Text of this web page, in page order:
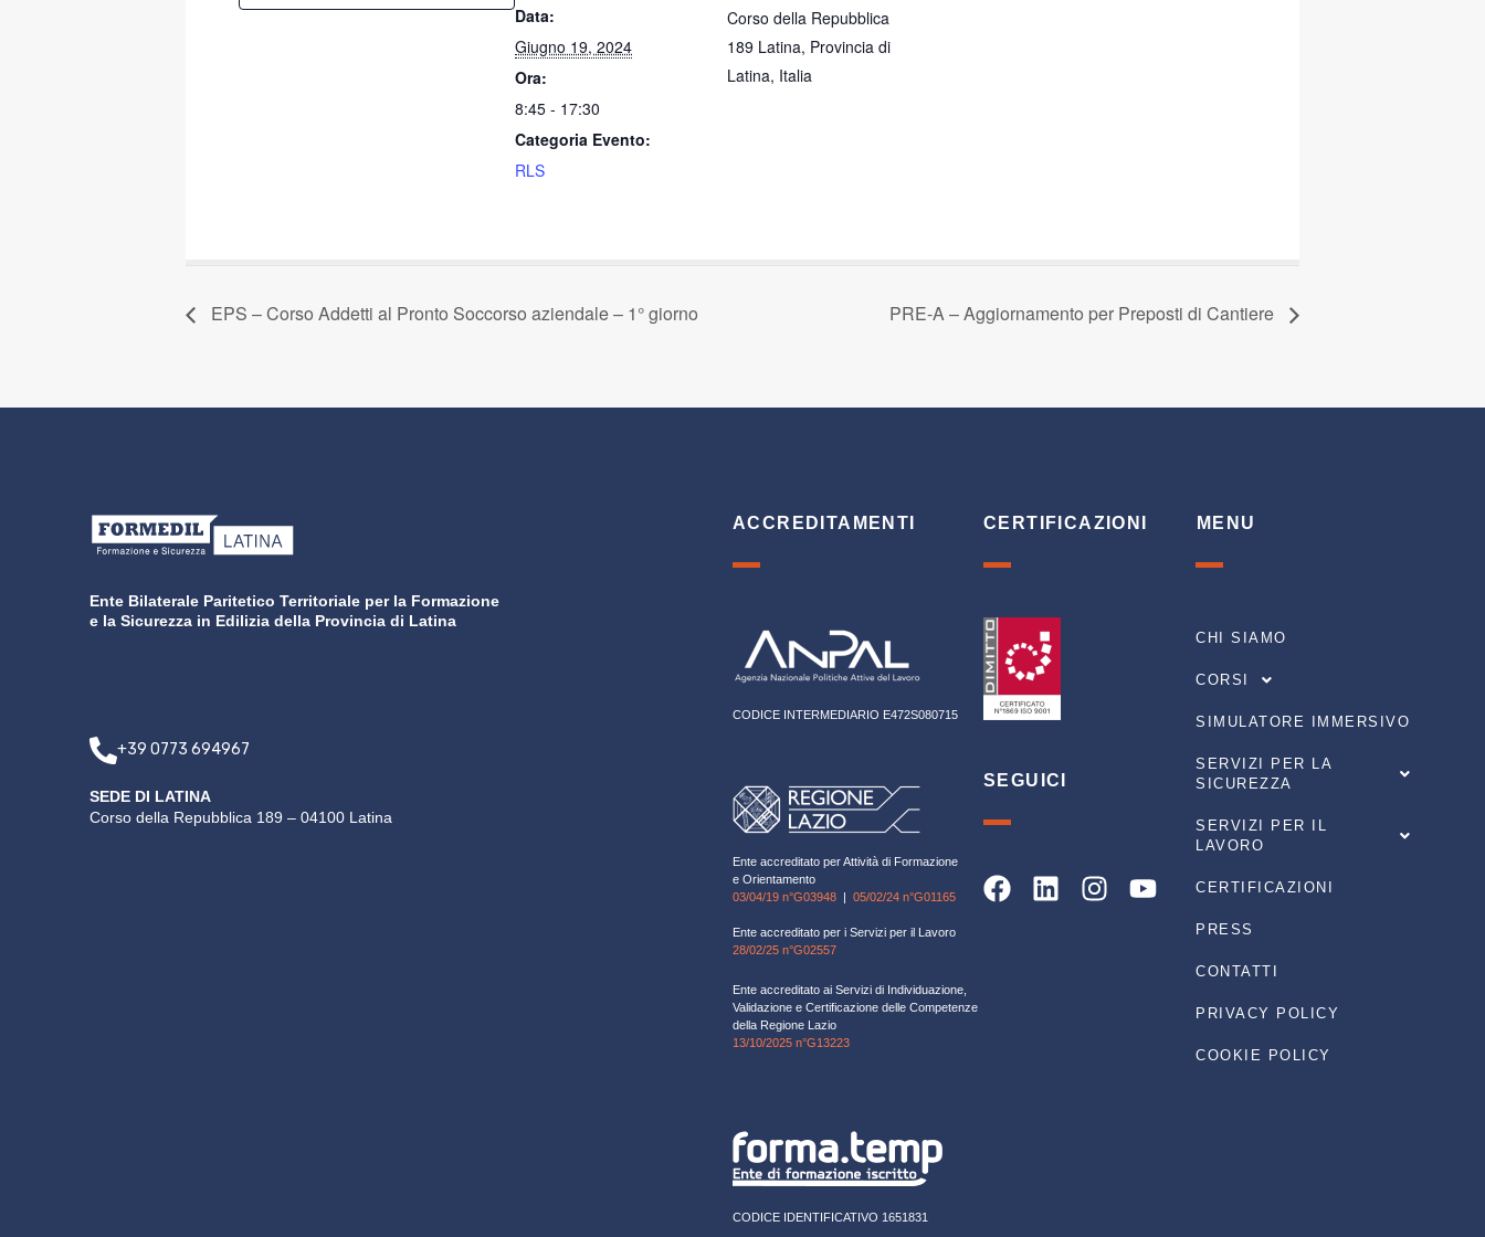
Data:
Giugno 19, 2024
Ora:
8:45 - 17:30
Categoria Evento:
RLS
Corso della Repubblica
189 Latina, Provincia di
Latina, Italia
EPS – Corso Addetti al Pronto Soccorso aziendale – 1° giorno PRE-A – Aggiornamento per Preposti di Cantiere
Ente Bilaterale Paritetico Territoriale per la Formazione
e la Sicurezza in Edilizia della Provincia di Latina
+39 0773 694967
SEDE DI LATINA
Corso della Repubblica 189 – 04100 Latina
ACCREDITAMENTI
CODICE INTERMEDIARIO E472S080715
Ente accreditato per Attività di Formazione
e Orientamento
03/04/19 n°G03948 | 05/02/24 n°G01165
Ente accreditato per i Servizi per il Lavoro
28/02/25 n°G02557
Ente accreditato ai Servizi di Individuazione,
Validazione e Certificazione delle Competenze
della Regione Lazio
13/10/2025 n°G13223
CODICE IDENTIFICATIVO 1651831
CERTIFICAZIONI
SEGUICI
Facebook
Linkedin
Instagram
Youtube
MENU
CHI SIAMO
CORSI
SIMULATORE IMMERSIVO
SERVIZI PER LA
SICUREZZA
SERVIZI PER IL
LAVORO
CERTIFICAZIONI
PRESS
CONTATTI
PRIVACY POLICY
COOKIE POLICY